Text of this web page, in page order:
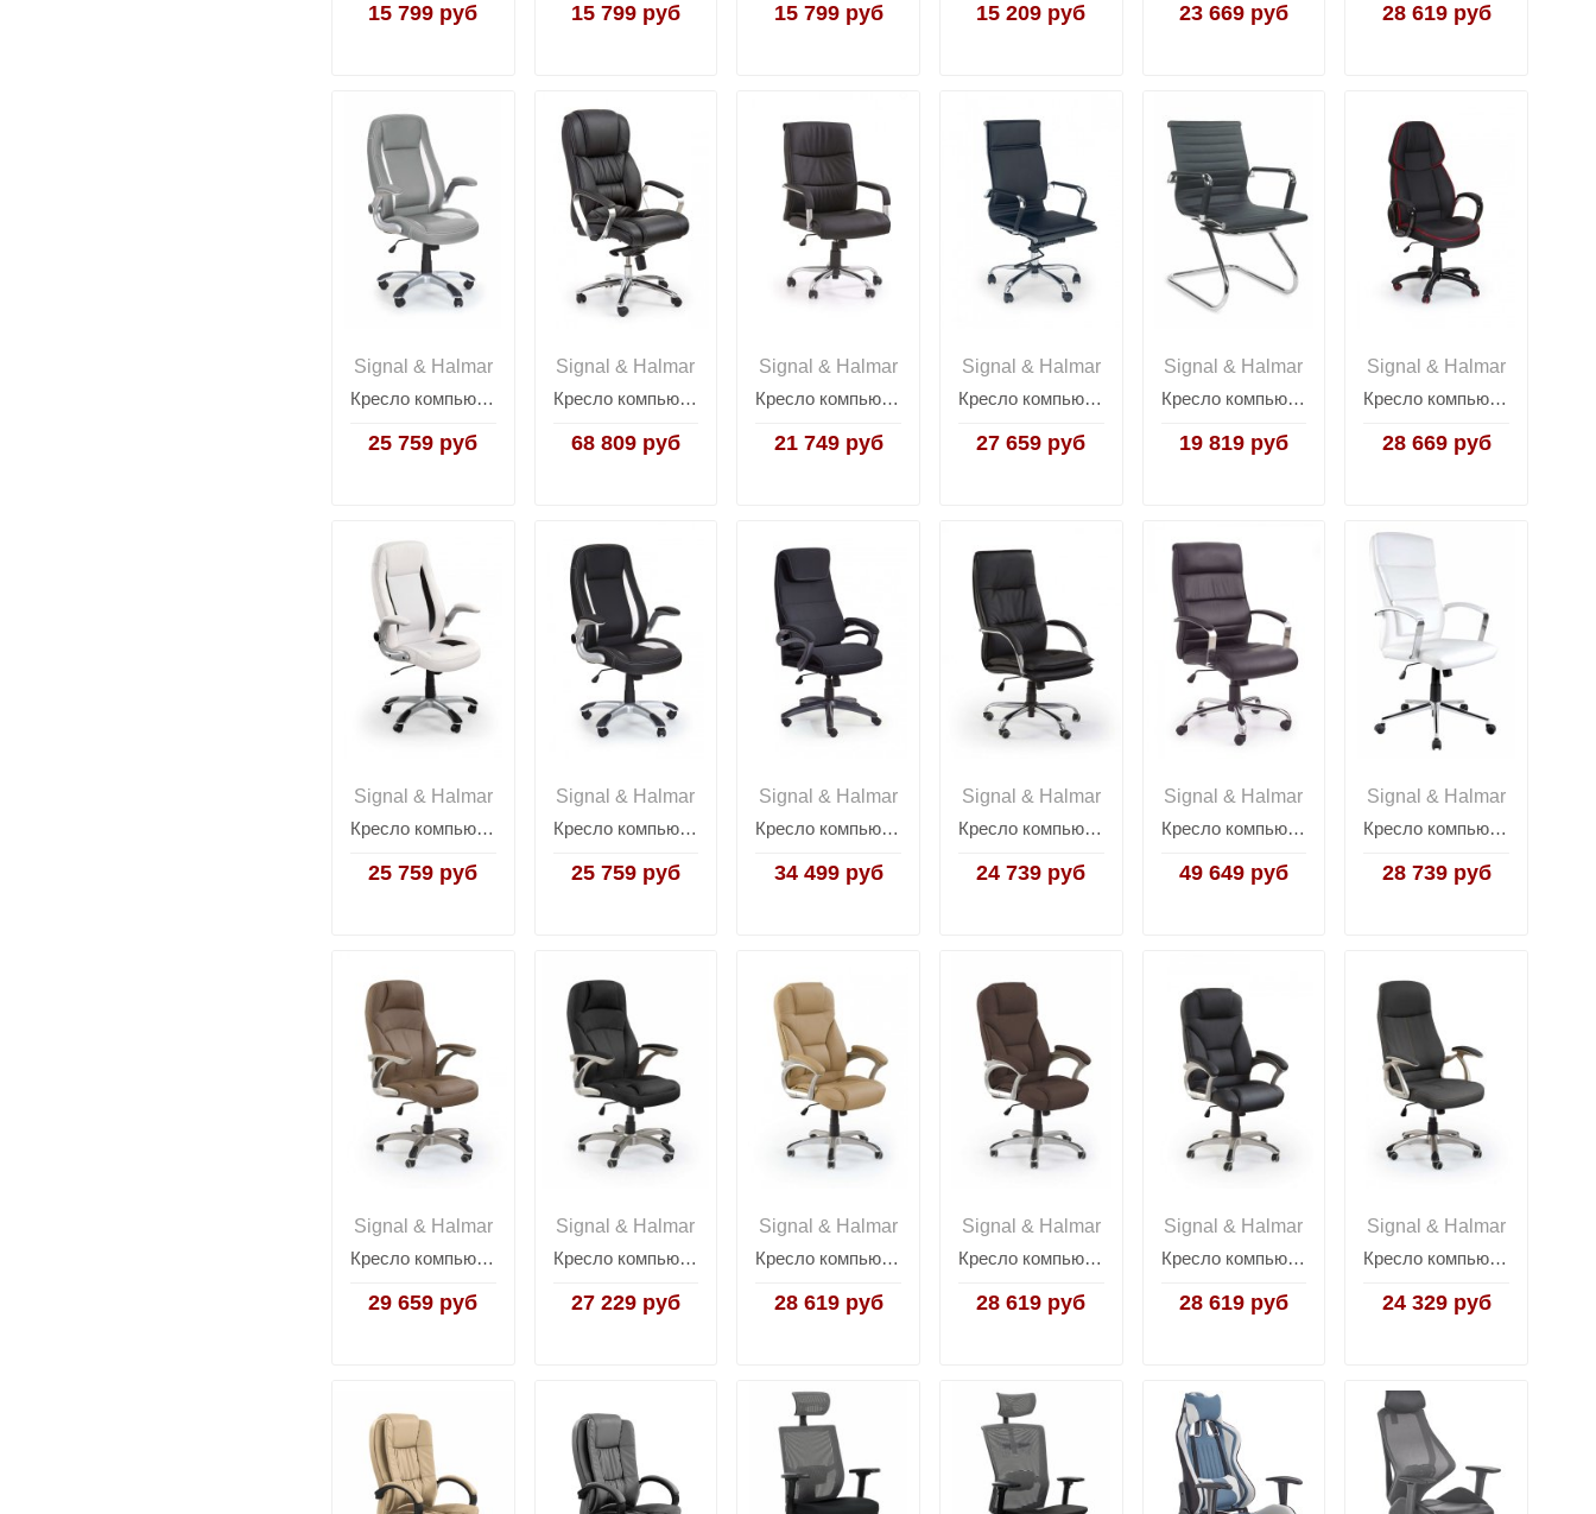
15 799 руб 15 799 руб 15 799 руб 15 209 руб 23 669 руб 28 619 руб
Signal & Halmar
Кресло компьютерное Halmar SATURN (серый)
25 759 руб
Signal & Halmar
Кресло компьютерное Halmar FOSTER (черный)
68 809 руб
Signal & Halmar
Кресло компьютерное Halmar HAMILTON (черный)
21 749 руб
Signal & Halmar
Кресло компьютерное Halmar MANTUS (черный)
27 659 руб
Signal & Halmar
Кресло компьютерное Halmar PRESTIGE SKID (черный)
19 819 руб
Signal & Halmar
Кресло компьютерное Halmar RUBIN (черный/красный)
28 669 руб
Signal & Halmar
Кресло компьютерное Halmar SATURN (белый)
25 759 руб
Signal & Halmar
Кресло компьютерное Halmar SATURN (черный)
25 759 руб
Signal & Halmar
Кресло компьютерное Halmar SIDNEY (черный)
34 499 руб
Signal & Halmar
Кресло компьютерное Halmar STANLEY (черный)
24 739 руб
Signal & Halmar
Кресло компьютерное Halmar TEKSAS (черный)
49 649 руб
Signal & Halmar
Кресло компьютерное Halmar AURELIUS (белый)
28 739 руб
Signal & Halmar
Кресло компьютерное Halmar CARLOS (бежевый)
29 659 руб
Signal & Halmar
Кресло компьютерное Halmar CARLOS (черный)
27 229 руб
Signal & Halmar
Кресло компьютерное Halmar DESMOND (бежевый)
28 619 руб
Signal & Halmar
Кресло компьютерное Halmar DESMOND (темно-коричневый)
28 619 руб
Signal & Halmar
Кресло компьютерное Halmar DESMOND (черный)
28 619 руб
Signal & Halmar
Кресло компьютерное Halmar EDISON (черный)
24 329 руб